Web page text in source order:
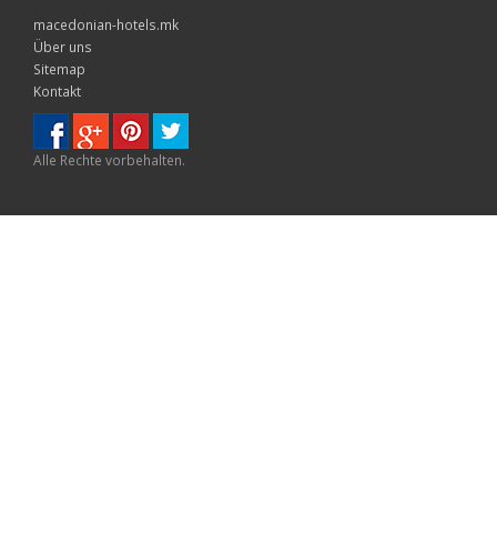
macedonian-hotels.mk
Über uns
Sitemap
Kontakt
Alle Rechte vorbehalten.